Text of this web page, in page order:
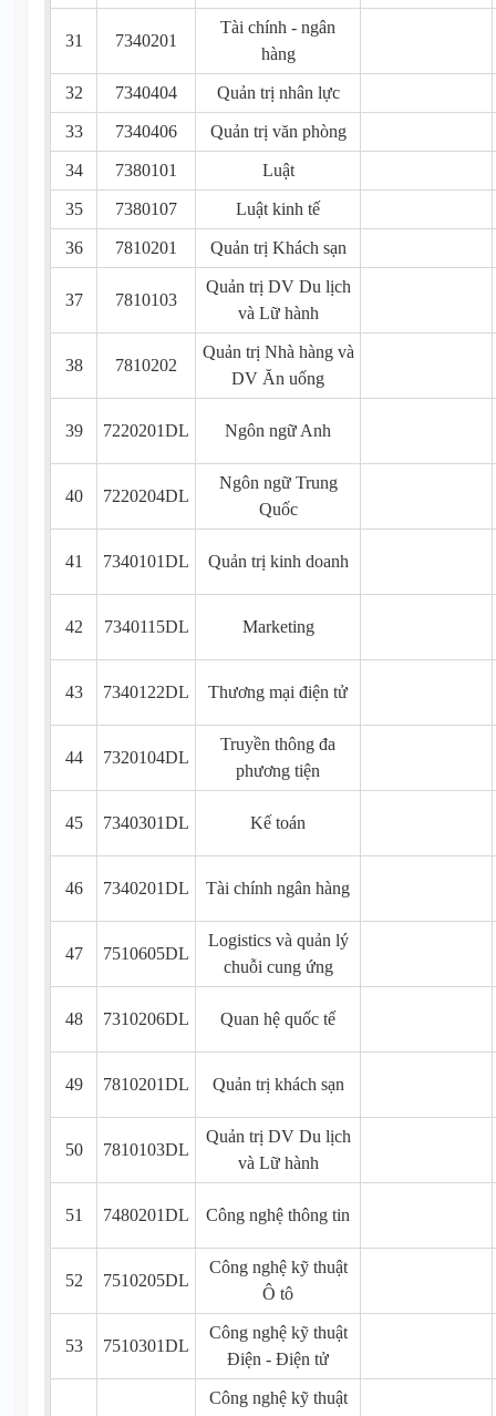
31 7340201
Tài chính - ngân
hàng
32 7340404 Quản trị nhân lực
33 7340406 Quản trị văn phòng
34 7380101 Luật
35 7380107 Luật kinh tế
36 7810201 Quản trị Khách sạn
37 7810103
Quản trị DV Du lịch
và Lữ hành
38 7810202
Quản trị Nhà hàng và
DV Ăn uống
39 7220201DL Ngôn ngữ Anh
40 7220204DL
Ngôn ngữ Trung
Quốc
41 7340101DL Quản trị kinh doanh
42 7340115DL Marketing
43 7340122DL Thương mại điện tử
44 7320104DL
Truyền thông đa
phương tiện
45 7340301DL Kế toán
46 7340201DL Tài chính ngân hàng
47 7510605DL
Logistics và quản lý
chuỗi cung ứng
48 7310206DL Quan hệ quốc tế
49 7810201DL Quản trị khách sạn
50 7810103DL
Quản trị DV Du lịch
và Lữ hành
51 7480201DL Công nghệ thông tin
52 7510205DL
Công nghệ kỹ thuật
Ô tô
53 7510301DL
Công nghệ kỹ thuật
Điện - Điện tử
Công nghệ kỹ thuật